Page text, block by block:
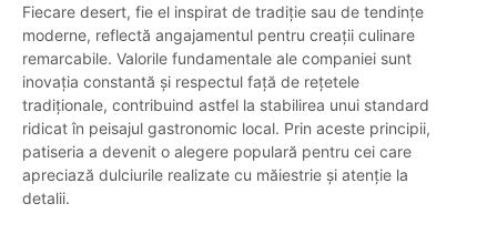
Fiecare desert, fie el inspirat de tradiție sau de tendințe
moderne, reflectă angajamentul pentru creații culinare
remarcabile. Valorile fundamentale ale companiei sunt
inovația constantă și respectul față de rețetele
tradiționale, contribuind astfel la stabilirea unui standard
ridicat în peisajul gastronomic local. Prin aceste principii,
patiseria a devenit o alegere populară pentru cei care
apreciază dulciurile realizate cu măiestrie și atenție la
detalii.